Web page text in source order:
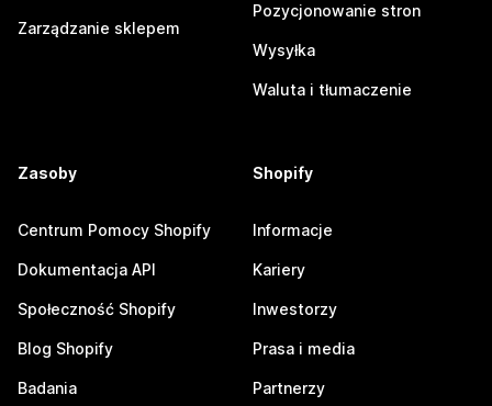
Zarządzanie sklepem
Pozycjonowanie stron
Wysyłka
Waluta i tłumaczenie
Zasoby
Centrum Pomocy Shopify
Dokumentacja API
Społeczność Shopify
Blog Shopify
Badania
Shopify
Informacje
Kariery
Inwestorzy
Prasa i media
Partnerzy